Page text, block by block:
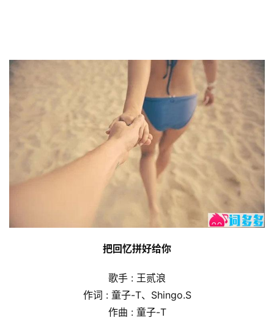
把回忆拼好给你
歌手 : 王贰浪
作词 : 童子-T、Shingo.S
作曲 : 童子-T